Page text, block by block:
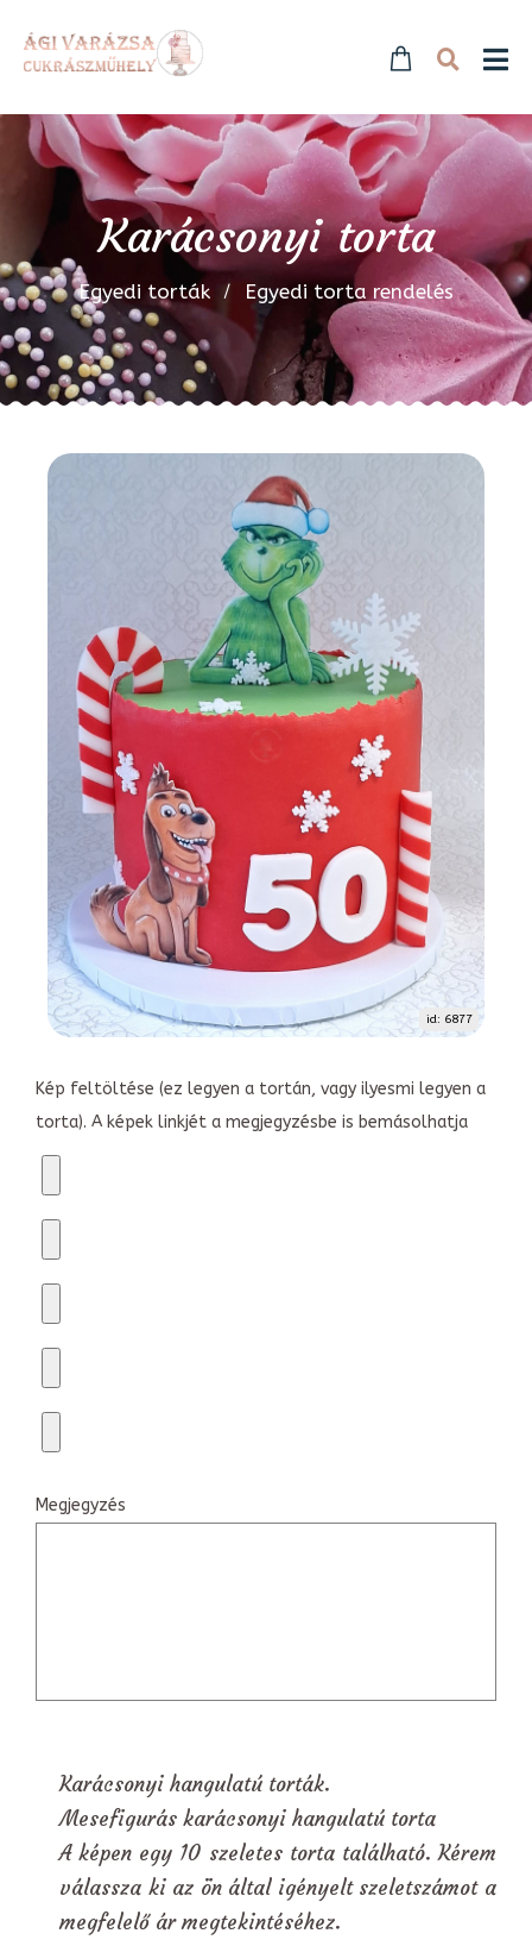
Karácsonyi torta
Egyedi torták Egyedi torta rendelés
id: 6877
Kép feltöltése (ez legyen a tortán, vagy ilyesmi legyen a
torta). A képek linkjét a megjegyzésbe is bemásolhatja
Megjegyzés
Karácsonyi hangulatú torták.
Mesefigurás karácsonyi hangulatú torta
A képen egy 10 szeletes torta található. Kérem
válassza ki az ön által igényelt szeletszámot a
megfelelő ár megtekintéséhez.